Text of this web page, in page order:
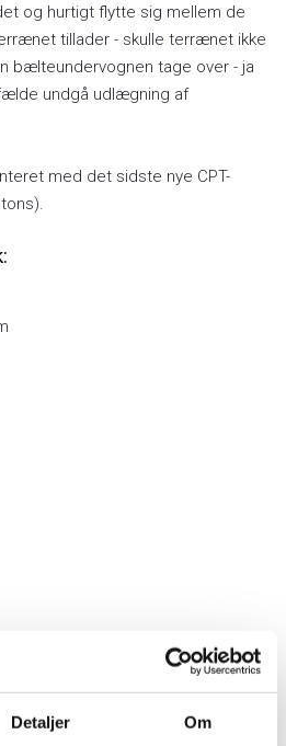
Detaljer Om
og hurtigt flytte sig mellem de
tillader - skulle terrænet ikke
bælteundervognen tage over - ja
undgå udlægning af
med det sidste nye CPT-